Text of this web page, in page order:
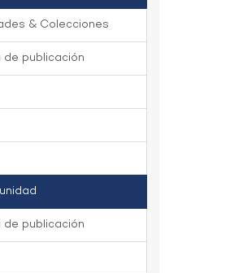
& Colecciones
de publicación
de publicación